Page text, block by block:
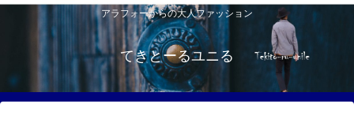
アラフォーからの大人ファッション
てきとーるユニる